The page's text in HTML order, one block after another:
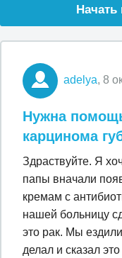
Начать
adelya, 8
Нужна
карцинома
Здраствуйте. Я
папы вначали
кремам с
нашей больницу
это рак. Мы
делал и сказал